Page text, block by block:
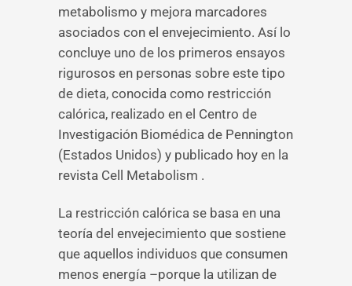
metabolismo y mejora marcadores
asociados con el envejecimiento. Así lo
concluye uno de los primeros ensayos
rigurosos en personas sobre este tipo
de dieta, conocida como restricción
calórica, realizado en el Centro de
Investigación Biomédica de Pennington
(Estados Unidos) y publicado hoy en la
revista Cell Metabolism .
La restricción calórica se basa en una
teoría del envejecimiento que sostiene
que aquellos individuos que consumen
menos energía –porque la utilizan de